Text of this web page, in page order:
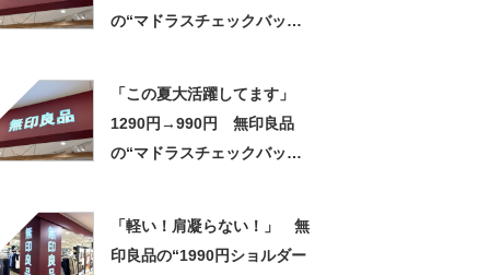
の“マドラスチェックバッ
「この夏大活躍してます」
1290円→990円 無印良品
の“マドラスチェックバッ
「軽い！肩凝らない！」 無
印良品の“1990円ショルダー